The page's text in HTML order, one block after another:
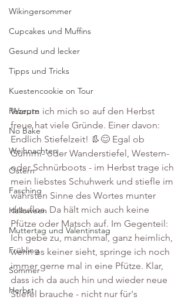
Wikingersommer
Cupcakes und Muffins
Gesund und lecker
Tipps und Tricks
Kuestencookie on Tour
Rezepte
No Bake
Weihnachten
Ostern
Fasching
Halloween
Muttertag und Valentinstag
Frühling
Sommer
Herbst
Warum ich mich so auf den Herbst
freue hat viele Gründe. Einer davon:
Endlich Stiefelzeit! 👢😊 Egal ob
Gummi- oder Wanderstiefel, Western-
oder Schnürboots - im Herbst trage ich
mein liebstes Schuhwerk und stiefle im
wahrsten Sinne des Wortes munter
drauflos. Da hält mich auch keine
Pfütze oder Matsch auf. Im Gegenteil:
Ich gebe zu, manchmal, ganz heimlich,
wenn es keiner sieht, springe ich noch
immer gerne mal in eine Pfütze. Klar,
dass ich da auch hin und wieder neue
Stiefel brauche - nicht nur für's